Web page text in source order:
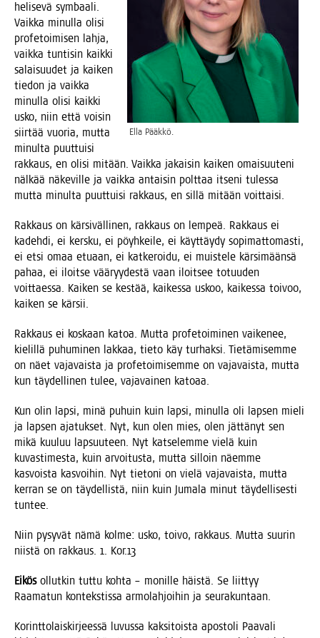
Ella Pääk­kö.
heli­se­vä sym­baa­li.
Vaik­ka minul­la oli­si
pro­fe­toi­mi­sen lah­ja,
vaik­ka tun­ti­sin kaik­ki
salai­suu­det ja kai­ken
tie­don ja vaik­ka
minul­la oli­si kaik­ki
usko, niin että voi­sin
siir­tää vuo­ria, mut­ta
minul­ta puut­tui­si
rak­kaus, en oli­si mitään. Vaik­ka jakai­sin kai­ken omai­suu­te­ni
näl­kää näke­vil­le ja vaik­ka antai­sin polt­taa itse­ni tules­sa
mut­ta minul­ta puut­tui­si rak­kaus, en sil­lä mitään voittaisi.
Rak­kaus on kär­si­väl­li­nen, rak­kaus on lem­peä. Rak­kaus ei
kadeh­di, ei kers­ku, ei pöyh­kei­le, ei käyt­täy­dy sopi­mat­to­mas­ti,
ei etsi omaa etu­aan, ei kat­ke­roi­du, ei muis­te­le kär­si­mään­sä
pahaa, ei iloit­se vää­ryy­des­tä vaan iloit­see totuu­den
voit­taes­sa. Kai­ken se kes­tää, kai­kes­sa uskoo, kai­kes­sa toi­voo,
kai­ken se kärsii.
Rak­kaus ei kos­kaan katoa. Mut­ta pro­fe­toi­mi­nen vai­ke­nee,
kie­lil­lä puhu­mi­nen lak­kaa, tie­to käy tur­hak­si. Tie­tä­mi­sem­me
on näet vaja­vais­ta ja pro­fe­toi­mi­sem­me on vaja­vais­ta, mut­ta
kun täy­del­li­nen tulee, vaja­vai­nen katoaa.
Kun olin lap­si, minä puhuin kuin lap­si, minul­la oli lap­sen mie­li
ja lap­sen aja­tuk­set. Nyt, kun olen mies, olen jät­tä­nyt sen
mikä kuu­luu lap­suu­teen. Nyt kat­se­lem­me vie­lä kuin
kuvas­ti­mes­ta, kuin arvoi­tus­ta, mut­ta sil­loin näem­me
kas­vois­ta kas­voi­hin. Nyt tie­to­ni on vie­lä vaja­vais­ta, mut­ta
ker­ran se on täy­del­lis­tä, niin kuin Juma­la minut täy­del­li­ses­ti
tuntee.
Niin pysy­vät nämä kol­me: usko, toi­vo, rak­kaus. Mut­ta suu­rin
niis­tä on rak­kaus. 1. Kor.13
Eikösollut­kin tut­tu koh­ta – monil­le häis­tä. Se liit­tyy
Raa­ma­tun kon­teks­tis­sa armo­lah­joi­hin ja seurakuntaan.
Korint­to­lais­kir­jees­sä luvus­sa kak­si­tois­ta apos­to­li Paa­va­li